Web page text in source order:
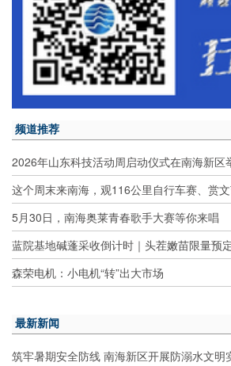
频道推荐
2026年山东科技活动周启动仪式在南海新区
这个周末来南海，观116公里自行车赛、赏
5月30日，南海奥莱青春歌手大赛等你来唱
蓝院基地碱蓬采收倒计时｜头茬嫩苗限量预
森荣电机：小电机“转”出大市场
最新新闻
筑牢暑期安全防线 南海新区开展防溺水文明